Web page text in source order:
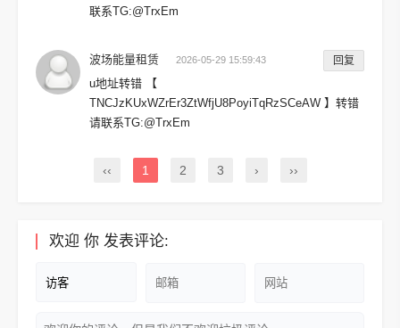
联系TG:@TrxEm
波场能量租赁 2026-05-29 15:59:43 回复
u地址转错 【
TNCJzKUxWZrEr3ZtWfjU8PoyiTqRzSCeAW 】转错
请联系TG:@TrxEm
‹‹ 1 2 3 › ››
欢迎 你 发表评论: